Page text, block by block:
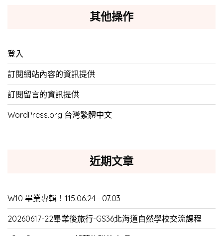
其他操作
登入
訂閱網站內容的資訊提供
訂閱留言的資訊提供
WordPress.org 台灣繁體中文
近期文章
W10 畢業專輯！115.06.24—07.03
20260617-22畢業後旅行-GS36北海道自然學校交流課程